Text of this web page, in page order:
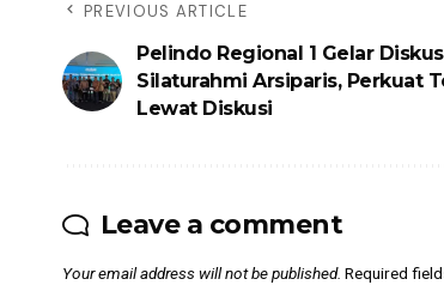
PREVIOUS ARTICLE
Pelindo Regional 1 Gelar
Silaturahmi Arsiparis, Perkuat
Lewat Diskusi
Leave a comment
Your email address will not be published. Required